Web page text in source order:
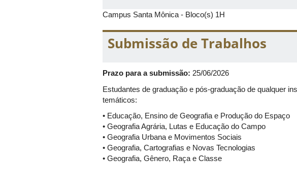
Campus Santa Mônica - Bloco(s) 1H
Submissão de Trabalhos
Prazo para a submissão: 25/06/2026
Estudantes de graduação e pós-graduação de qualquer
temáticos:
• Educação, Ensino de Geografia e Produção do Espaço
• Geografia Agrária, Lutas e Educação do Campo
• Geografia Urbana e Movimentos Sociais
• Geografia, Cartografias e Novas Tecnologias
• Geografia, Gênero, Raça e Classe